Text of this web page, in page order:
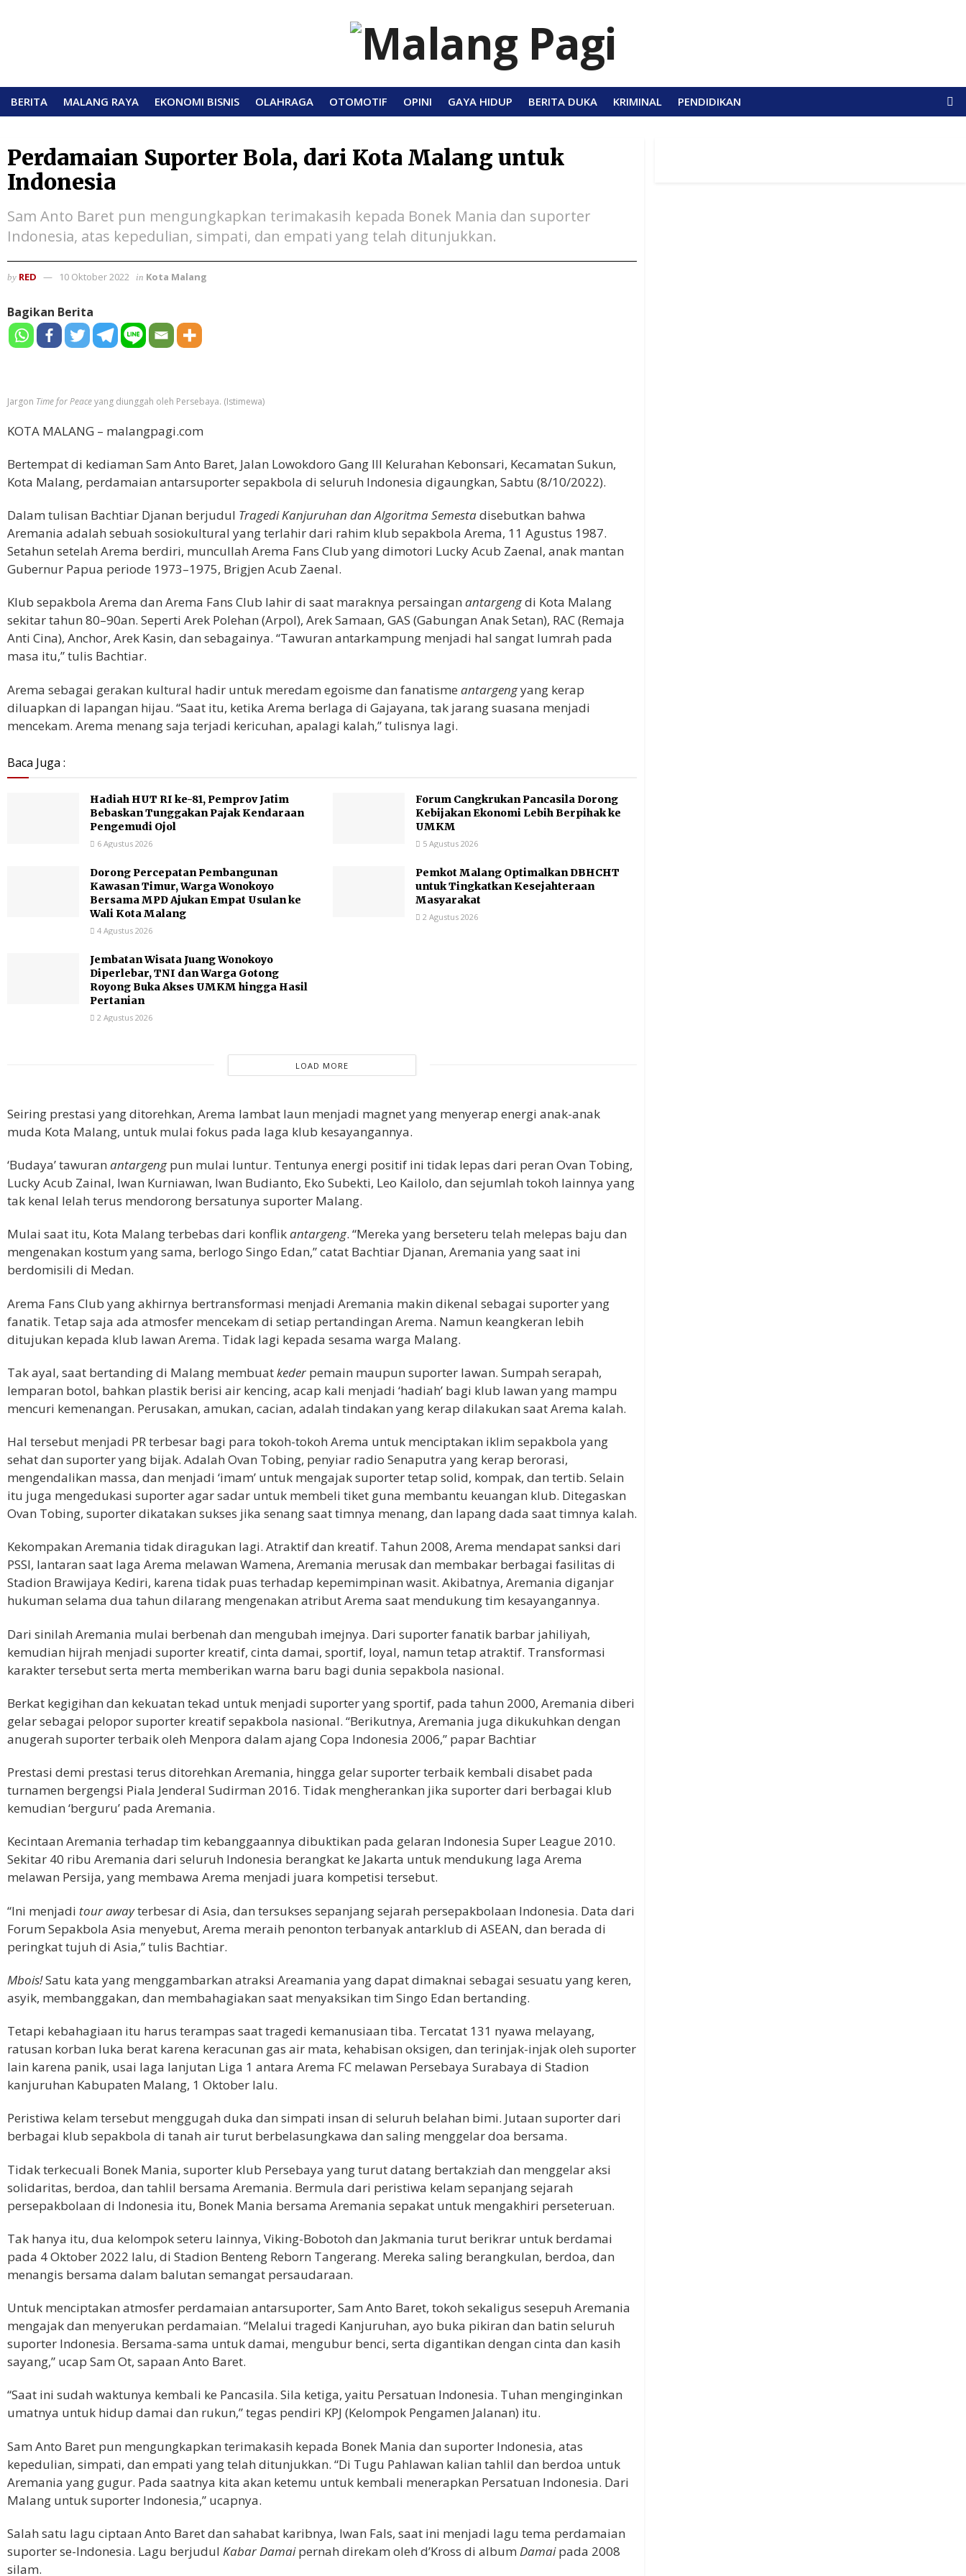
BERITA MALANG RAYA EKONOMI BISNIS OLAHRAGA OTOMOTIF OPINI GAYA HIDUP BERITA DUKA KRIMINAL PENDIDIKAN
Perdamaian Suporter Bola, dari Kota Malang untuk
Indonesia
Sam Anto Baret pun mengungkapkan terimakasih kepada Bonek Mania dan suporter
Indonesia, atas kepedulian, simpati, dan empati yang telah ditunjukkan.
by RED 10 Oktober 2022 in Kota Malang
Bagikan Berita
Jargon Time for Peaceyang diunggah oleh Persebaya. (Istimewa)
KOTA MALANG – malangpagi.com
Bertempat di kediaman Sam Anto Baret, Jalan Lowokdoro Gang III Kelurahan Kebonsari, Kecamatan Sukun,
Kota Malang, perdamaian antarsuporter sepakbola di seluruh Indonesia digaungkan, Sabtu (8/10/2022).
Dalam tulisan Bachtiar Djanan berjudul Tragedi Kanjuruhan dan Algoritma Semestadisebutkan bahwa
Aremania adalah sebuah sosiokultural yang terlahir dari rahim klub sepakbola Arema, 11 Agustus 1987.
Setahun setelah Arema berdiri, muncullah Arema Fans Club yang dimotori Lucky Acub Zaenal, anak mantan
Gubernur Papua periode 1973–1975, Brigjen Acub Zaenal.
Klub sepakbola Arema dan Arema Fans Club lahir di saat maraknya persaingan antargengdi Kota Malang
sekitar tahun 80–90an. Seperti Arek Polehan (Arpol), Arek Samaan, GAS (Gabungan Anak Setan), RAC (Remaja
Anti Cina), Anchor, Arek Kasin, dan sebagainya. “Tawuran antarkampung menjadi hal sangat lumrah pada
masa itu,” tulis Bachtiar.
Arema sebagai gerakan kultural hadir untuk meredam egoisme dan fanatisme antargengyang kerap
diluapkan di lapangan hijau. “Saat itu, ketika Arema berlaga di Gajayana, tak jarang suasana menjadi
mencekam. Arema menang saja terjadi kericuhan, apalagi kalah,” tulisnya lagi.
Baca Juga :
Hadiah HUT RI ke-81, Pemprov Jatim
Bebaskan Tunggakan Pajak Kendaraan
Pengemudi Ojol
6 Agustus 2026
Forum Cangkrukan Pancasila Dorong
Kebijakan Ekonomi Lebih Berpihak ke
UMKM
5 Agustus 2026
Dorong Percepatan Pembangunan
Kawasan Timur, Warga Wonokoyo
Bersama MPD Ajukan Empat Usulan ke
Wali Kota Malang
4 Agustus 2026
Pemkot Malang Optimalkan DBHCHT
untuk Tingkatkan Kesejahteraan
Masyarakat
2 Agustus 2026
Jembatan Wisata Juang Wonokoyo
Diperlebar, TNI dan Warga Gotong
Royong Buka Akses UMKM hingga Hasil
Pertanian
2 Agustus 2026
LOAD MORE
Seiring prestasi yang ditorehkan, Arema lambat laun menjadi magnet yang menyerap energi anak-anak
muda Kota Malang, untuk mulai fokus pada laga klub kesayangannya.
‘Budaya’ tawuran antargengpun mulai luntur. Tentunya energi positif ini tidak lepas dari peran Ovan Tobing,
Lucky Acub Zainal, Iwan Kurniawan, Iwan Budianto, Eko Subekti, Leo Kailolo, dan sejumlah tokoh lainnya yang
tak kenal lelah terus mendorong bersatunya suporter Malang.
Mulai saat itu, Kota Malang terbebas dari konflikantargeng. “Mereka yang berseteru telah melepas baju dan
mengenakan kostum yang sama, berlogo Singo Edan,” catat Bachtiar Djanan, Aremania yang saat ini
berdomisili di Medan.
Arema Fans Club yang akhirnya bertransformasi menjadi Aremania makin dikenal sebagai suporter yang
fanatik. Tetap saja ada atmosfer mencekam di setiap pertandingan Arema. Namun keangkeran lebih
ditujukan kepada klub lawan Arema. Tidak lagi kepada sesama warga Malang.
Tak ayal, saat bertanding di Malang membuatkeder pemain maupun suporter lawan. Sumpah serapah,
lemparan botol, bahkan plastik berisi air kencing, acap kali menjadi ‘hadiah’ bagi klub lawan yang mampu
mencuri kemenangan. Perusakan, amukan, cacian, adalah tindakan yang kerap dilakukan saat Arema kalah.
Hal tersebut menjadi PR terbesar bagi para tokoh-tokoh Arema untuk menciptakan iklim sepakbola yang
sehat dan suporter yang bijak. Adalah Ovan Tobing, penyiar radio Senaputra yang kerap berorasi,
mengendalikan massa, dan menjadi ‘imam’ untuk mengajak suporter tetap solid, kompak, dan tertib. Selain
itu juga mengedukasi suporter agar sadar untuk membeli tiket guna membantu keuangan klub. Ditegaskan
Ovan Tobing, suporter dikatakan sukses jika senang saat timnya menang, dan lapang dada saat timnya kalah.
Kekompakan Aremania tidak diragukan lagi. Atraktif dan kreatif. Tahun 2008, Arema mendapat sanksi dari
PSSI, lantaran saat laga Arema melawan Wamena, Aremania merusak dan membakar berbagai fasilitas di
Stadion Brawijaya Kediri, karena tidak puas terhadap kepemimpinan wasit. Akibatnya, Aremania diganjar
hukuman selama dua tahun dilarang mengenakan atribut Arema saat mendukung tim kesayangannya.
Dari sinilah Aremania mulai berbenah dan mengubah imejnya. Dari suporter fanatik barbar jahiliyah,
kemudian hijrah menjadi suporter kreatif, cinta damai, sportif, loyal, namun tetap atraktif. Transformasi
karakter tersebut serta merta memberikan warna baru bagi dunia sepakbola nasional.
Berkat kegigihan dan kekuatan tekad untuk menjadi suporter yang sportif, pada tahun 2000, Aremania diberi
gelar sebagai pelopor suporter kreatif sepakbola nasional. “Berikutnya, Aremania juga dikukuhkan dengan
anugerah suporter terbaik oleh Menpora dalam ajang Copa Indonesia 2006,” papar Bachtiar
Prestasi demi prestasi terus ditorehkan Aremania, hingga gelar suporter terbaik kembali disabet pada
turnamen bergengsi Piala Jenderal Sudirman 2016. Tidak mengherankan jika suporter dari berbagai klub
kemudian ‘berguru’ pada Aremania.
Kecintaan Aremania terhadap tim kebanggaannya dibuktikan pada gelaran Indonesia Super League 2010.
Sekitar 40 ribu Aremania dari seluruh Indonesia berangkat ke Jakarta untuk mendukung laga Arema
melawan Persija, yang membawa Arema menjadi juara kompetisi tersebut.
“Ini menjadi tour awayterbesar di Asia, dan tersukses sepanjang sejarah persepakbolaan Indonesia. Data dari
Forum Sepakbola Asia menyebut, Arema meraih penonton terbanyak antarklub di ASEAN, dan berada di
peringkat tujuh di Asia,” tulis Bachtiar.
Mbois!Satu kata yang menggambarkan atraksi Areamania yang dapat dimaknai sebagai sesuatu yang keren,
asyik, membanggakan, dan membahagiakan saat menyaksikan tim Singo Edan bertanding.
Tetapi kebahagiaan itu harus terampas saat tragedi kemanusiaan tiba. Tercatat 131 nyawa melayang,
ratusan korban luka berat karena keracunan gas air mata, kehabisan oksigen, dan terinjak-injak oleh suporter
lain karena panik, usai laga lanjutan Liga 1 antara Arema FC melawan Persebaya Surabaya di Stadion
kanjuruhan Kabupaten Malang, 1 Oktober lalu.
Peristiwa kelam tersebut menggugah duka dan simpati insan di seluruh belahan bimi. Jutaan suporter dari
berbagai klub sepakbola di tanah air turut berbelasungkawa dan saling menggelar doa bersama.
Tidak terkecuali Bonek Mania, suporter klub Persebaya yang turut datang bertakziah dan menggelar aksi
solidaritas, berdoa, dan tahlil bersama Aremania. Bermula dari peristiwa kelam sepanjang sejarah
persepakbolaan di Indonesia itu, Bonek Mania bersama Aremania sepakat untuk mengakhiri perseteruan.
Tak hanya itu, dua kelompok seteru lainnya, Viking-Bobotoh dan Jakmania turut berikrar untuk berdamai
pada 4 Oktober 2022 lalu, di Stadion Benteng Reborn Tangerang. Mereka saling berangkulan, berdoa, dan
menangis bersama dalam balutan semangat persaudaraan.
Untuk menciptakan atmosfer perdamaian antarsuporter, Sam Anto Baret, tokoh sekaligus sesepuh Aremania
mengajak dan menyerukan perdamaian. “Melalui tragedi Kanjuruhan, ayo buka pikiran dan batin seluruh
suporter Indonesia. Bersama-sama untuk damai, mengubur benci, serta digantikan dengan cinta dan kasih
sayang,” ucap Sam Ot, sapaan Anto Baret.
“Saat ini sudah waktunya kembali ke Pancasila. Sila ketiga, yaitu Persatuan Indonesia. Tuhan menginginkan
umatnya untuk hidup damai dan rukun,” tegas pendiri KPJ (Kelompok Pengamen Jalanan) itu.
Sam Anto Baret pun mengungkapkan terimakasih kepada Bonek Mania dan suporter Indonesia, atas
kepedulian, simpati, dan empati yang telah ditunjukkan. “Di Tugu Pahlawan kalian tahlil dan berdoa untuk
Aremania yang gugur. Pada saatnya kita akan ketemu untuk kembali menerapkan Persatuan Indonesia. Dari
Malang untuk suporter Indonesia,” ucapnya.
Salah satu lagu ciptaan Anto Baret dan sahabat karibnya, Iwan Fals, saat ini menjadi lagu tema perdamaian
suporter se-Indonesia. Lagu berjudul Kabar Damaipernah direkam oleh d’Kross di album Damaipada 2008
silam.